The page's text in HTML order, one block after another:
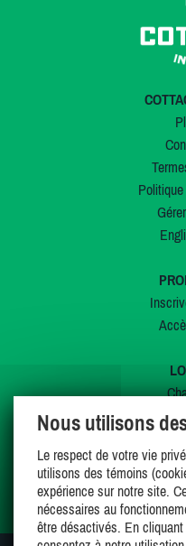
Nous utilisons
Le respect de votre vie
utilisons des témoins
expérience sur notre site.
nécessaires au
être désactivés. En